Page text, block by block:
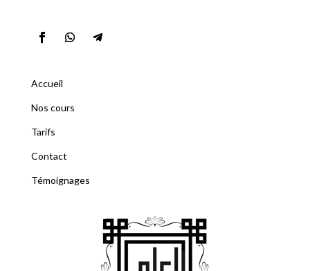
Accueil
Nos cours
Tarifs
Contact
Témoignages